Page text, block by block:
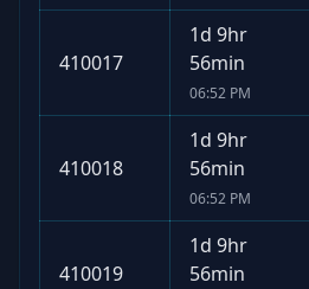
410017
1d 9hr
56min
06:52 PM
410018
1d 9hr
56min
06:52 PM
410019
1d 9hr
56min